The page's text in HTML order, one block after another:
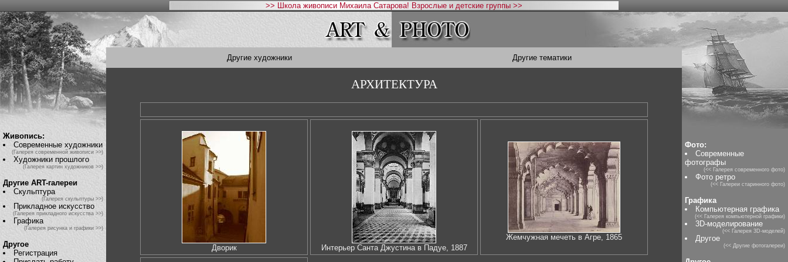
>> Школа живописи Михаила Сатарова! Взрослые и детские группы >>
Живопись:
Современные художники
(Галерея современной живописи >>)
Художники прошлого
(Галерея картин художников >>)
Другие ART-галереи
Скульптура
(Галерея скульптуры >>)
Прикладное искусство
(Галерея прикладного искусства >>)
Графика
(Галерея рисунка и графики >>)
Другое
Регистрация
Другие художники Другие тематики
АРХИТЕКТУРА
Дворик Интерьер Санта Джустина в Падуе, 1887
Жемчужная мечеть в Агре, 1865
Фото:
Современные
фотографы
(<< Галерея современного фото)
Фото ретро
(<< Галереи старинного фото)
Графика
Компьютерная графика
(<< Галерея компьютерной графики)
3D-моделирование
(<< Галерея 3D-моделей)
Другое
(<< Другие фотогалереи)